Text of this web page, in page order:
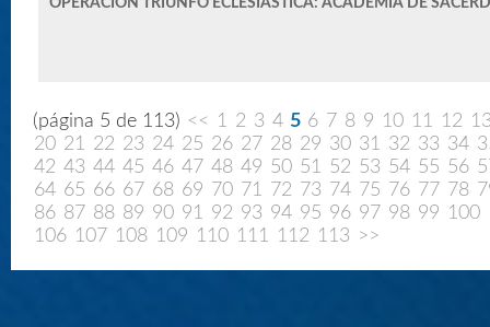
OPERACIÓN TRIUNFO ECLESIÁSTICA: ACADEMIA DE
(página 5 de 113) << 1 2 3 4 5 6 7 8 9 10 11 12
20 21 22 23 24 25 26 27 28 29 30 31 32 33 34
42 43 44 45 46 47 48 49 50 51 52 53 54 55 56
64 65 66 67 68 69 70 71 72 73 74 75 76 77 78
86 87 88 89 90 91 92 93 94 95 96 97 98 99 100
106 107 108 109 110 111 112 113 >>